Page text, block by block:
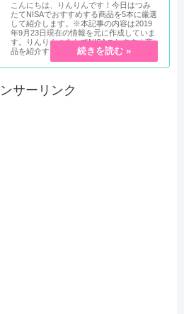
こんにちは、りんりんです！今日はつみ
たてNISAでおすすめする商品を5本に厳選
して紹介します。※本記事の内容は2019
年9月23日現在の情報を元に作成していま
す。りんりんつみたてNISAのおすすめ商
品を紹介するよ...
サーリンク